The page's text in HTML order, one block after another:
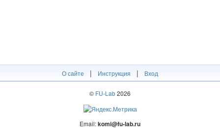
О сайте | Инструкция | Вход
© FU-Lab2026
Email:komi@fu-lab.ru